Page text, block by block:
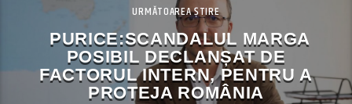
URMĂTOAREA ȘTIRE
PURICE:SCANDALUL MARGA
POSIBIL DECLANȘAT DE
FACTORUL INTERN, PENTRU A
PROTEJA ROMÂNIA